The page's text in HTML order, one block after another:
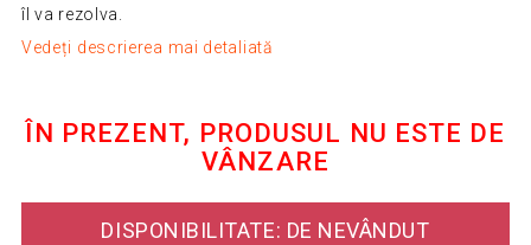
îl va rezolva.
Vedeți descrierea mai detaliată
ÎN PREZENT, PRODUSUL NU ESTE DE
VÂNZARE
DISPONIBILITATE: DE NEVÂNDUT